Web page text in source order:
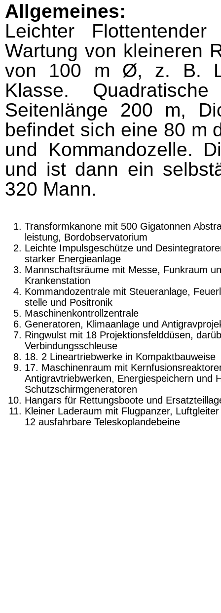
Allgemeines:
Leichter
Wartung von kleineren
von 100 m Ø, z. B.
Klasse.
Seitenlänge 200 m,
befindet sich eine 80 m
und Kommandozelle.
und ist dann ein
320 Mann.
Transformkanone mit 500 Gigatonnen
leistung, Bordobservatorium
Leichte Impulsgeschütze und
starker Energieanlage
Mannschaftsräume mit Messe, Funkraum
Krankenstation
Kommandozentrale mit Steueranlage,
stelle und Positronik
Maschinenkontrollzentrale
Generatoren, Klimaanlage und
Ringwulst mit 18 Projektionsfelddüsen,
Verbindungsschleuse
18. 2 Lineartriebwerke in Kompaktbauweise
17. Maschinenraum mit
Antigravtriebwerken, Energiespeichern und
Schutzschirmgeneratoren
Hangars für Rettungsboote und
Kleiner Laderaum mit Flugpanzer,
12 ausfahrbare Teleskoplandebeine